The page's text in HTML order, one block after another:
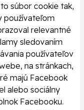
súbor cookie tak,
používateľom
relevantné
sledovaním
používateľov
na stránkach,
majú Facebook
alebo sociálny
Facebooku.